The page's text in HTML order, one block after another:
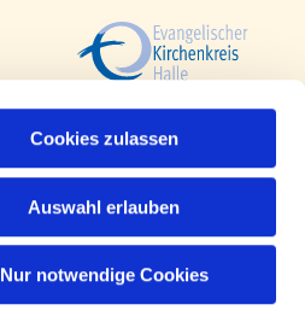
Cookies zulassen
Auswahl erlauben
Nur notwendige Cookies